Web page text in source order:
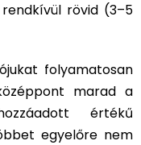
rövid (3–5
folyamatosan
marad a
értékű
egyelőre nem